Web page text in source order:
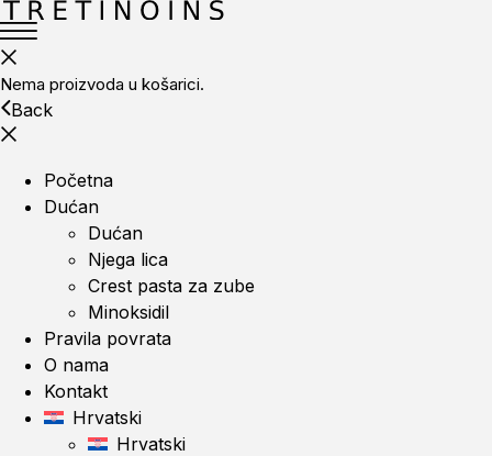
Nema proizvoda u košarici.
Back
Početna
Dućan
Dućan
Njega lica
Crest pasta za zube
Minoksidil
Pravila povrata
O nama
Kontakt
Hrvatski
Hrvatski